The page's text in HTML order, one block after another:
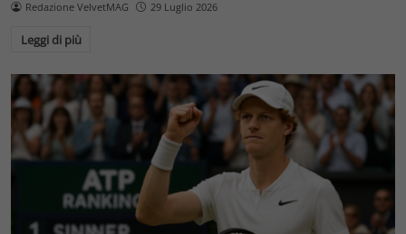
Redazione VelvetMAG 29 Luglio 2026
Leggi di più